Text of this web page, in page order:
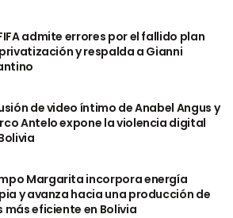
admite errores por el fallido plan
y respalda a Gianni
de video íntimo de Anabel Angus y
Antelo expone la violencia digital
Margarita incorpora energía
y avanza hacia una producción de
más eficiente en Bolivia